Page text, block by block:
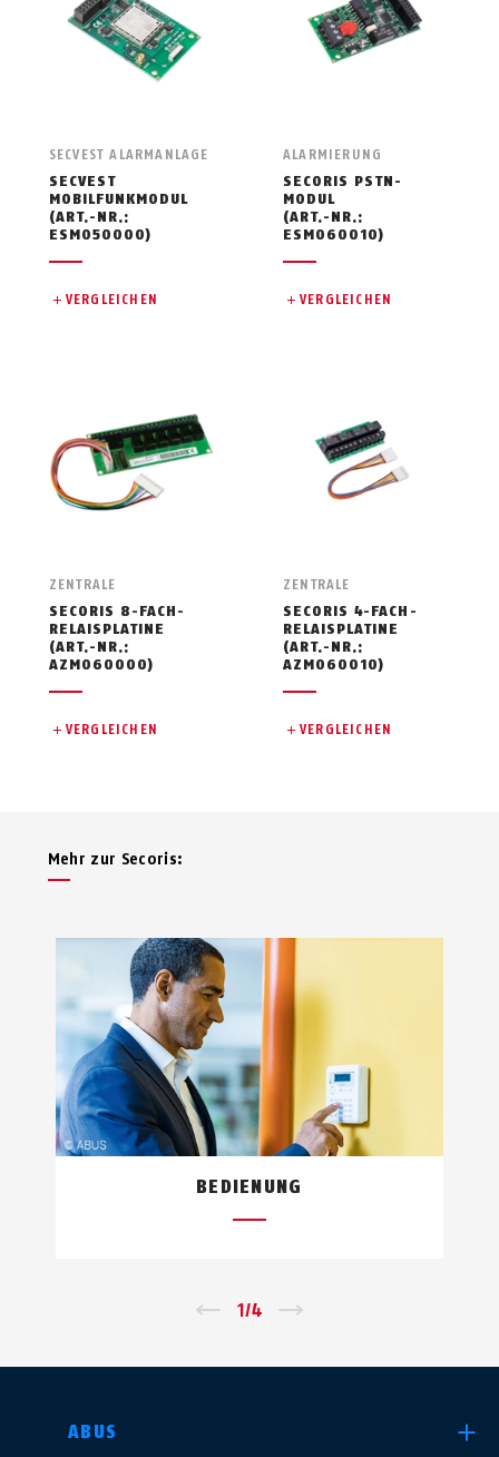
SECVEST ALARMANLAGE
SECVEST
MOBILFUNKMODUL
(ART.-NR.:
ESMO50000)
VERGLEICHEN
ALARMIERUNG
SECORIS PSTN-
MODUL
(ART.-NR.:
ESMO60010)
VERGLEICHEN
ZENTRALE
SECORIS 8-FACH-
RELAISPLATINE
(ART.-NR.:
AZMO60000)
VERGLEICHEN
ZENTRALE
SECORIS 4-FACH-
RELAISPLATINE
(ART.-NR.:
AZMO60010)
VERGLEICHEN
Mehr zur Secoris:
BEDIENUNG
1/4
ABUS
LAND AUSWÄHLEN